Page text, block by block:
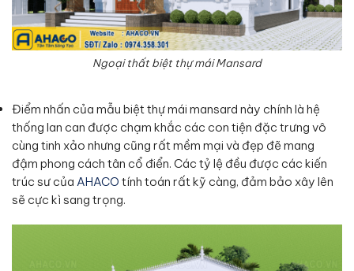
Ngoại thất biệt thự mái Mansard
Điểm nhấn của mẫu biệt thự mái mansard này chính là hệ
thống lan can được chạm khắc các con tiện đặc trưng vô
cùng tinh xảo nhưng cũng rất mềm mại và đẹp đẽ mang
đậm phong cách tân cổ điển. Các tỷ lệ đều được các kiến
trúc sư của AHACO tính toán rất kỹ càng, đảm bảo xây lên
sẽ cực kì sang trọng.